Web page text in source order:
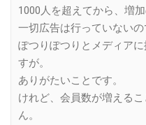
1000人を超えてから、増
一切広告は行っていないの
ぽつりぽつりとメディア
すが。
ありがたいことです。
けれど、会員数が増える
ん。